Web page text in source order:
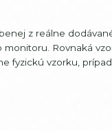
z reálne
monitoru. Rovnaká
fyzickú vzorku,